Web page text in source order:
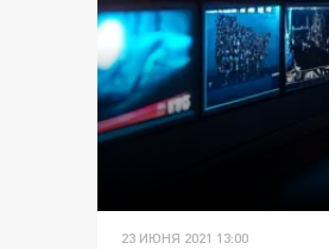
23 ИЮНЯ 2021 13:00